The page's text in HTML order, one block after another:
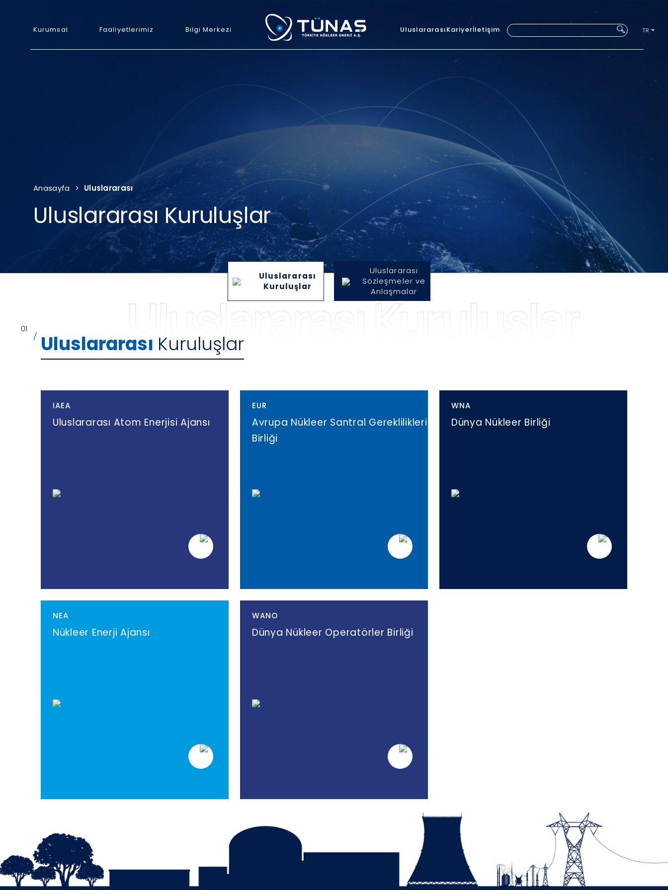
Kurumsal Faaliyetlerimiz Bilgi Merkezi UluslararasıKariyerİletişim TR
Anasayfa > Uluslararası
Uluslararası Kuruluşlar
Uluslararası
Kuruluşlar
Uluslararası
Sözleşmeler ve
Anlaşmalar
01
/ Uluslararası Kuruluşlar
IAEA
Uluslararası Atom Enerjisi Ajansı
EUR
Avrupa Nükleer Santral Gereklilikleri
Birliği
WNA
Dünya Nükleer Birliği
NEA
Nükleer Enerji Ajansı
WANO
Dünya Nükleer Operatörler Birliği